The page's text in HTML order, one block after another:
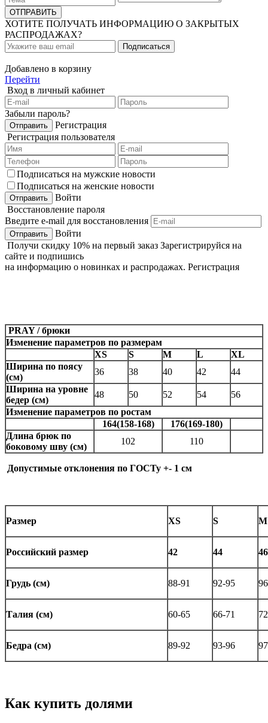
ХОТИТЕ ПОЛУЧАТЬ ИНФОРМАЦИЮ О ЗАКРЫТЫХ
РАСПРОДАЖАХ?
Добавлено в корзину
Перейти
Вход в личный кабинет
Забыли пароль?
Регистрация
Регистрация пользователя
Подписаться на мужские новости
Подписаться на женские новости
Войти
Восстановление пароля
Введите e-mail для восстановления
Войти
Получи скидку 10% на первый заказ Зарегистрируйся на
сайте и подпишись
на информацию о новинках и распродажах. Регистрация
PRAY / брюки
Изменение параметров по размерам
XS
S M L
XL
Ширина по поясу
(см)
36 38 40 42
44
Ширина на уровне
бедер (см)
48 50 52 54
56
Изменение параметров по ростам
164(158-168)
176(169-180)
Длина брюк по
боковому шву (см)
102 110
Допустимые отклонения по ГОСТу +- 1 см
Размер XS S M
Российский размер 42 44 46
Грудь (см) 88-91 92-95
Талия (см) 60-65 66-71
Бедра (см) 89-92 93-96
Как купить долями